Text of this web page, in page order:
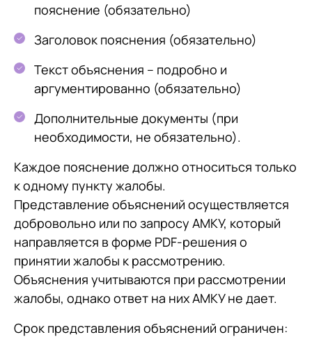
пояснение (обязательно)
Заголовок пояснения (обязательно)
Текст объяснения – подробно и
аргументированно (обязательно)
Дополнительные документы (при
необходимости, не обязательно).
Каждое пояснение должно относиться только
к одному пункту жалобы.
Представление объяснений осуществляется
добровольно или по запросу АМКУ, который
направляется в форме PDF-решения о
принятии жалобы к рассмотрению.
Объяснения учитываются при рассмотрении
жалобы, однако ответ на них АМКУ не дает.
Срок представления объяснений ограничен: